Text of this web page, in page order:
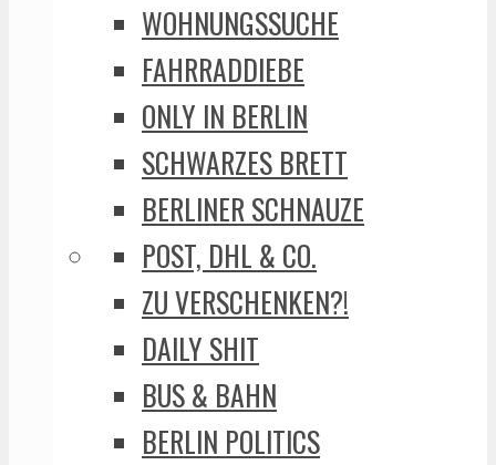
WOHNUNGSSUCHE
FAHRRADDIEBE
ONLY IN BERLIN
SCHWARZES BRETT
BERLINER SCHNAUZE
POST, DHL & CO.
ZU VERSCHENKEN?!
DAILY SHIT
BUS & BAHN
BERLIN POLITICS